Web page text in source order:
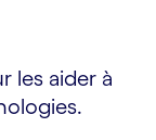
les aider à